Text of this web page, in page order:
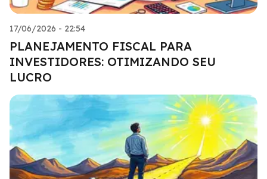
17/06/2026 - 22:54
PLANEJAMENTO FISCAL PARA
INVESTIDORES: OTIMIZANDO SEU
LUCRO